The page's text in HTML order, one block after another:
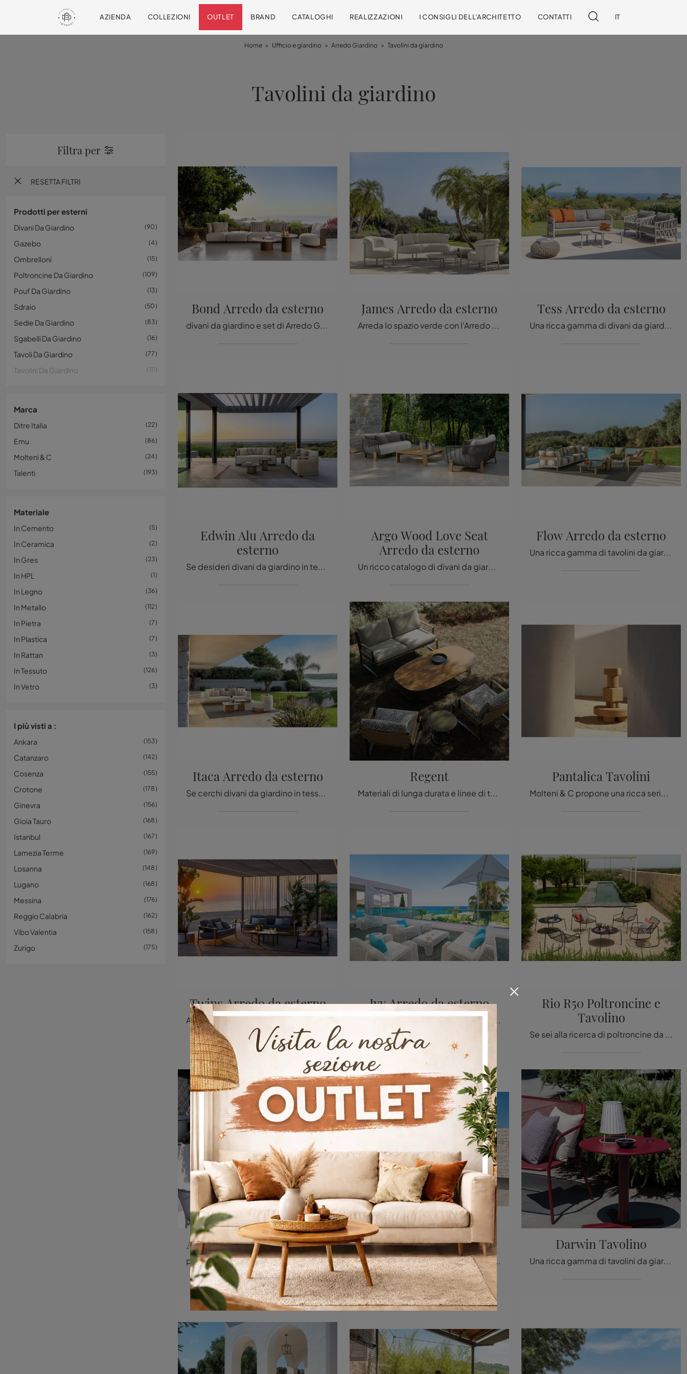
AZIENDA COLLEZIONI OUTLET BRAND CATALOGHI REALIZZAZIONI I CONSIGLI DELL'ARCHITETTO CONTATTI IT
Home > Ufficio e giardino > Arredo Giardino > Tavolini da giardino
Tavolini da giardino
Filtra per
RESETTA FILTRI
Prodotti per esterni
Divani Da Giardino 90
Gazebo 4
Ombrelloni 15
Poltroncine Da Giardino 109
Pouf Da Giardino 13
Sdraio 50
Sedie Da Giardino 83
Sgabelli Da Giardino 16
Tavoli Da Giardino 77
Tavolini Da Giardino 111
Marca
Ditre Italia 22
Emu 86
Molteni & C 24
Talenti 193
Materiale
In Cemento 5
In Ceramica 2
In Gres 23
In HPL 1
In Legno 36
In Metallo 112
In Pietra 7
In Plastica 7
In Rattan 3
In Tessuto 126
In Vetro 3
I più visti a :
Ankara 153
Catanzaro 142
Cosenza 155
Crotone 178
Ginevra 156
Gioia Tauro 168
Istanbul 167
Lamezia Terme 169
Losanna 148
Lugano 168
Messina 176
Reggio Calabria 162
Vibo Valentia 158
Zurigo 175
Bond Arredo da esterno
divani da giardino e set di Arredo Giardino delle migliori marche: ottieni informazioni sul modello Bond Arredo da esterno di Talenti, clicca subito!
James Arredo da esterno
Arreda lo spazio verde con l'Arredo Giardino Talenti! Set e poltroncine da giardino in tessuto, come il modello James Arredo da esterno, ti ...
Tess Arredo da esterno
Una ricca gamma di divani da giardino in tessuto ti attende nel nostro showroom: clicca e scopri il modello Tess Arredo da esterno di Talenti.
Edwin Alu Arredo da
esterno
Se desideri divani da giardino in tessuto, clicca e scopri di più sul modello Edwin Alu Arredo da esterno dell'azienda Talenti.
Argo Wood Love Seat
Arredo da esterno
Un ricco catalogo di divani da giardino in tessuto ti attende nel nostro punto vendita: clicca e scopri il modello Argo Wood Love Seat Arredo da ...
Flow Arredo da esterno
Una ricca gamma di tavolini da giardino in tessuto ti aspetta in negozio: clicca e scopri il modello Flow Arredo da esterno di Talenti.
Itaca Arredo da esterno
Se cerchi divani da giardino in tessuto, clicca e scopri di più sul modello Itaca Arredo da esterno del brand Talenti.
Regent
Materiali di lunga durata e linee di tendenza contraddistinguono questo modello di tavolini da giardino in pietra di Molteni & C, sinonimo di qualità ...
Pantalica Tavolini
Molteni & C propone una ricca serie di tavolini da giardino in rattan, per organizzare i tuoi spazi verdi mixando perfettamente funzionalità e stile.
Twins Arredo da esterno Ivy Arredo da esterno
Arreda il giardino con l'Arredo Giardino Emu! Set e poltroncine da giardino in metallo, come il modello Ivy Arredo da esterno, ti aspettano!
Rio R50 Poltroncine e
Tavolino
Se sei alla ricerca di poltroncine da giardino in metallo, clicca e scopri di più sul modello Rio R50 Poltroncine e Tavolino della marca Emu.
Athena Arredo da esterno
poltroncine da giardino e set di Arredo Giardino delle migliori marche: scopri di più sul modello Athena Arredo da esterno di Emu, clicca subito!
Angel Arredo da esterno
Arreda il giardino con l'Arredo Giardino Emu! Set e poltroncine da giardino in metallo, come il modello Angel Arredo da esterno , ti aspettano!
Darwin Tavolino
Una ricca gamma di tavolini da giardino in metallo ti sta aspettando nel nostro punto vendita: clicca e scopri il modello Darwin Tavolino di Emu.